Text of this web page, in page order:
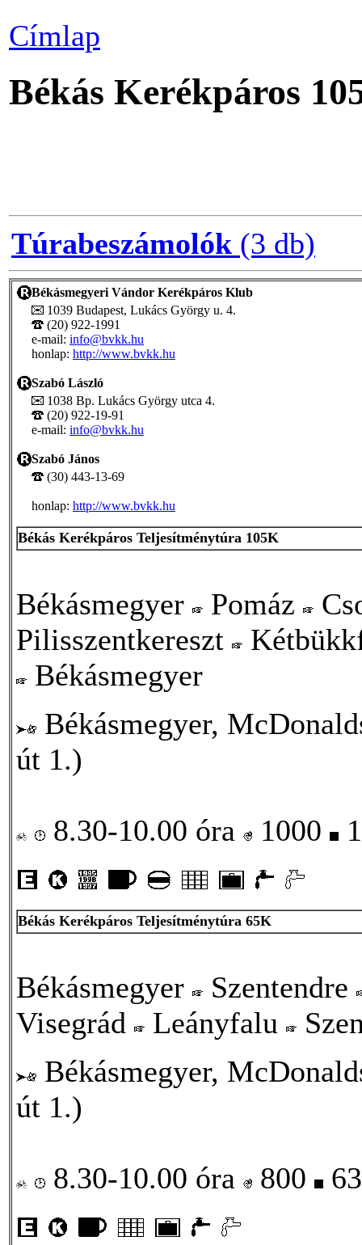
Címlap
Békás Kerékpáros
Túrabeszámolók (3 db)
Békásmegyeri Vándor Kerékpáros Klub
1039 Budapest, Lukács György u. 4.
(20) 922-1991
e-mail: info@bvkk.hu
honlap: http://www.bvkk.hu
Szabó László
1038 Bp. Lukács György utca 4.
(20) 922-19-91
e-mail: info@bvkk.hu
Szabó János
(30) 443-13-69
honlap: http://www.bvkk.hu
Békás Kerékpáros Teljesítménytúra 105K
Békásmegyer Pomáz
Pilisszentkereszt
Békásmegyer
Békásmegyer,
út 1.)
8.30-10.00 óra 1000
Békás Kerékpáros Teljesítménytúra 65K
Békásmegyer
Szentendre
Visegrád
Leányfalu
Békásmegyer,
út 1.)
8.30-10.00 óra 800